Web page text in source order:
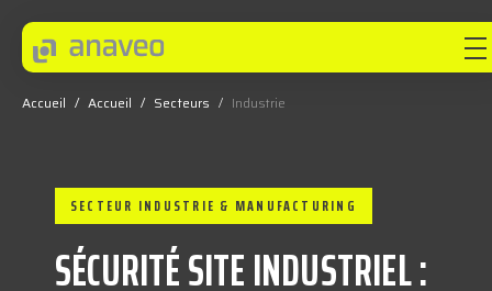
EXPERTISES
Accueil / Accueil / Secteurs / Industrie
SECTEUR INDUSTRIE & MANUFACTURING
SÉCURITÉ SITE INDUSTRIEL :